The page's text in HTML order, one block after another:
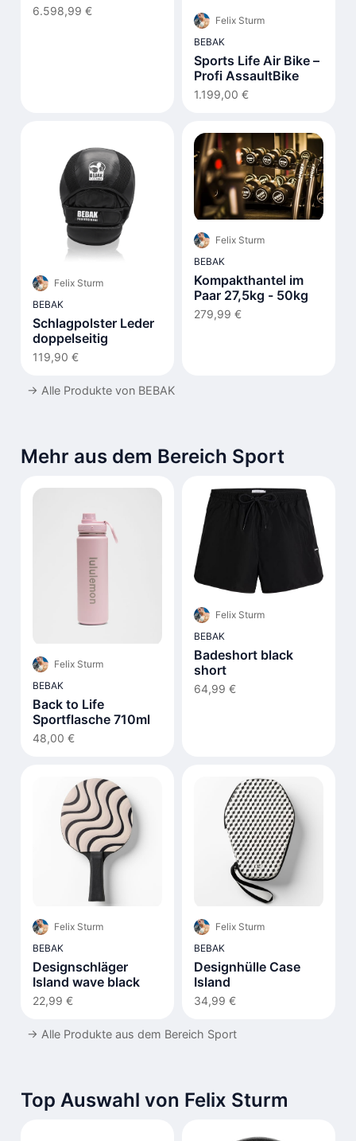
6.598,99 €
Felix Sturm
BEBAK
Sports Life Air Bike –
Profi AssaultBike
1.199,00 €
Felix Sturm
BEBAK
Schlagpolster Leder
doppelseitig
119,90 €
Felix Sturm
BEBAK
Kompakthantel im
Paar 27,5kg - 50kg
279,99 €
→ Alle Produkte von BEBAK
Mehr aus dem Bereich Sport
Felix Sturm
BEBAK
Back to Life
Sportflasche 710ml
48,00 €
Felix Sturm
BEBAK
Badeshort black
short
64,99 €
Felix Sturm
BEBAK
Designschläger
Island wave black
22,99 €
Felix Sturm
BEBAK
Designhülle Case
Island
34,99 €
→ Alle Produkte aus dem Bereich Sport
Top Auswahl von Felix Sturm